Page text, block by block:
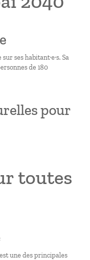
ses habitant·e·s. Sa
de 180
pour
toutes
une des principales